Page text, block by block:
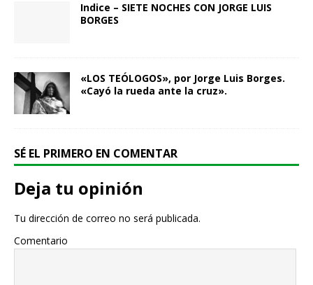
Indice – SIETE NOCHES CON JORGE LUIS
BORGES
«LOS TEÓLOGOS», por Jorge Luis Borges.
«Cayó la rueda ante la cruz».
SÉ EL PRIMERO EN COMENTAR
Deja tu opinión
Tu dirección de correo no será publicada.
Comentario